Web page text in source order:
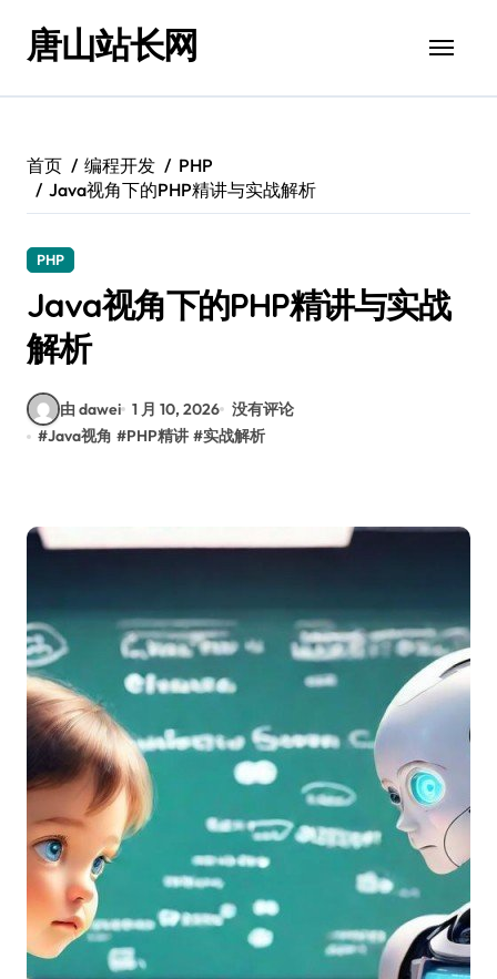
唐山站长网
首页 编程开发
PHP
Java视角下的PHP精讲与实战解析
PHP
Java视角下的PHP精讲与实战
解析
由 dawei 1 月 10, 2026 没有评论
#Java视角 #PHP精讲 #实战解析